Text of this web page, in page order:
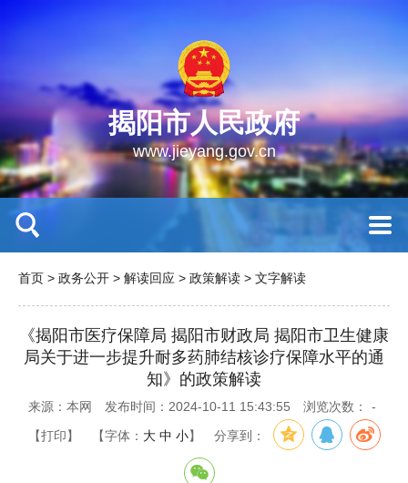
揭阳市人民政府
www.jieyang.gov.cn
首页 > 政务公开 > 解读回应 > 政策解读 > 文字解读
《揭阳市医疗保障局 揭阳市财政局 揭阳市卫生健康
局关于进一步提升耐多药肺结核诊疗保障水平的通
知》的政策解读
来源：本网 发布时间：2024-10-11 15:43:55 浏览次数： -
【打印】 【字体： 大 中 小】 分享到：